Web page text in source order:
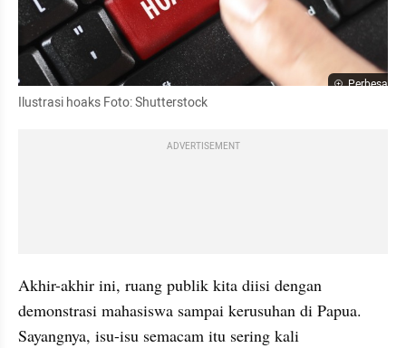
Perbesar
Ilustrasi hoaks Foto: Shutterstock
ADVERTISEMENT
Akhir-akhir ini, ruang publik kita diisi dengan
demonstrasi mahasiswa sampai kerusuhan di Papua.
Sayangnya, isu-isu semacam itu sering kali